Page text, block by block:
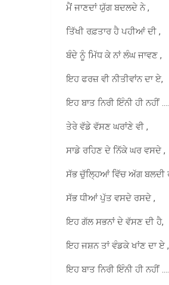
ਮੈਂ ਜਾਣਦਾਂ ਯੁੱਗ ਬਦਲਦੇ ਨੇ ,
ਤਿੱਖੀ ਰਫ਼ਤਾਰ ਹੈ ਪਹੀਆਂ ਦੀ ,
ਬੰਦੇ ਨੂੰ ਮਿੱਧ ਕੇ ਨਾਂ ਲੰਘ ਜਾਵਣ ,
ਇਹ ਫਰਜ਼ ਵੀ ਨੀਤੀਵਾਂਨ ਦਾ ਏ,
ਇਹ ਬਾਤ ਨਿਰੀ ਇੰਨੀ ਹੀ ਨਹੀਂ ….
ਤੇਰੇ ਵੱਡੇ ਵੱਸਣ ਘਰਾਂਣੇ ਵੀ ,
ਸਾਡੇ ਰਹਿਣ ਦੇ ਨਿੱਕੇ ਘਰ ਵਸਦੇ ,
ਸੱਭ ਚੁੱਲ੍ਹਿਆਂ ਵਿੱਚ ਅੱਗ ਬਲਦੀ
ਸੱਭ ਧੀਆਂ ਪੁੱਤ ਵਸਦੇ ਰਸਦੇ ,
ਇਹ ਗੱਲ ਸਭਨਾਂ ਦੇ ਵੱਸਣ ਦੀ ਹੈ,
ਇਹ ਜਸ਼ਨ ਤਾਂ ਵੰਡਕੇ ਖਾਂਣ ਦਾ ਏ ,
ਇਹ ਬਾਤ ਨਿਰੀ ਇੰਨੀ ਹੀ ਨਹੀਂ ….